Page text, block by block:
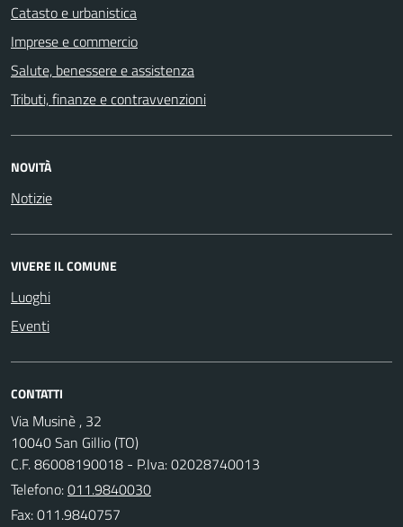
Catasto e urbanistica
Imprese e commercio
Salute, benessere e assistenza
Tributi, finanze e contravvenzioni
NOVITÀ
Notizie
VIVERE IL COMUNE
Luoghi
Eventi
CONTATTI
Via Musinè , 32
10040 San Gillio (TO)
C.F. 86008190018 - P.Iva: 02028740013
Telefono:011.9840030
Fax: 011.9840757